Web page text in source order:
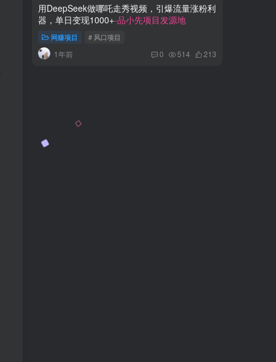
用DeepSeek做哪吒走秀视频，引爆流量涨粉利
器，单日变现1000+-品小先项目发源地
网赚项目 # 风口项目
1年前 0 514 213